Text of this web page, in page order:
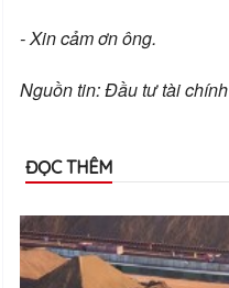
- Xin cảm ơn ông.
Nguồn tin: Đầu tư tài chính
ĐỌC THÊM